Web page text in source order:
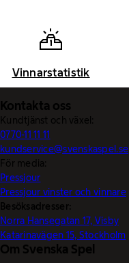
Vinnarstatistik
Kontakta oss
Kundtjänst och växel:
0770-11 11 11
kundservice@svenskaspel.se
För media:
Pressjour
Pressjour vinster och vinnare
Besöksadresser:
Norra Hansegatan 17, Visby
Katarinavägen 15, Stockholm
Om Svenska Spel